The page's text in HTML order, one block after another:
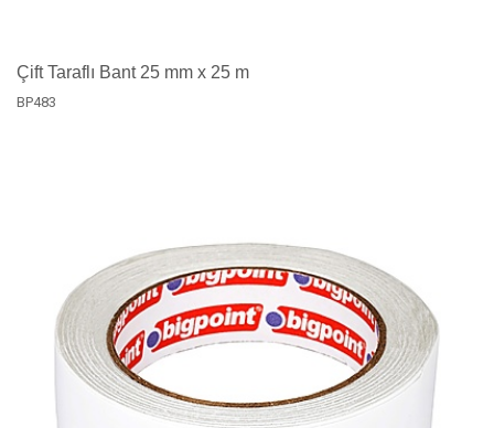
Çift Taraflı Bant 25 mm x 25 m
BP483